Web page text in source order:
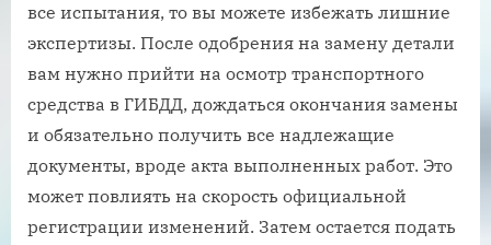
все испытания, то вы можете избежать лишние
экспертизы. После одобрения на замену детали
вам нужно прийти на осмотр транспортного
средства в ГИБДД, дождаться окончания замены
и обязательно получить все надлежащие
документы, вроде акта выполненных работ. Это
может повлиять на скорость официальной
регистрации изменений. Затем остается подать